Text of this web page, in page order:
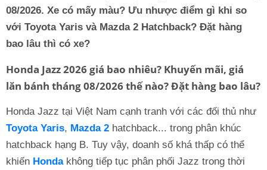
08/2026. Xe có mấy màu? Ưu nhược điểm gì khi so
với Toyota Yaris và Mazda 2 Hatchback? Đặt hàng
bao lâu thì có xe?
Honda Jazz 2026 giá bao nhiêu? Khuyến mãi, giá
lăn bánh tháng 08/2026 thế nào? Đặt hàng bao lâu?
Honda Jazz tại Việt Nam cạnh tranh với các đối thủ như
Toyota Yaris, Mazda 2 hatchback... trong phân khúc
hatchback hạng B. Tuy vậy, doanh số khá thấp có thể
khiến Hondakhông tiếp tục phân phối Jazz trong thời